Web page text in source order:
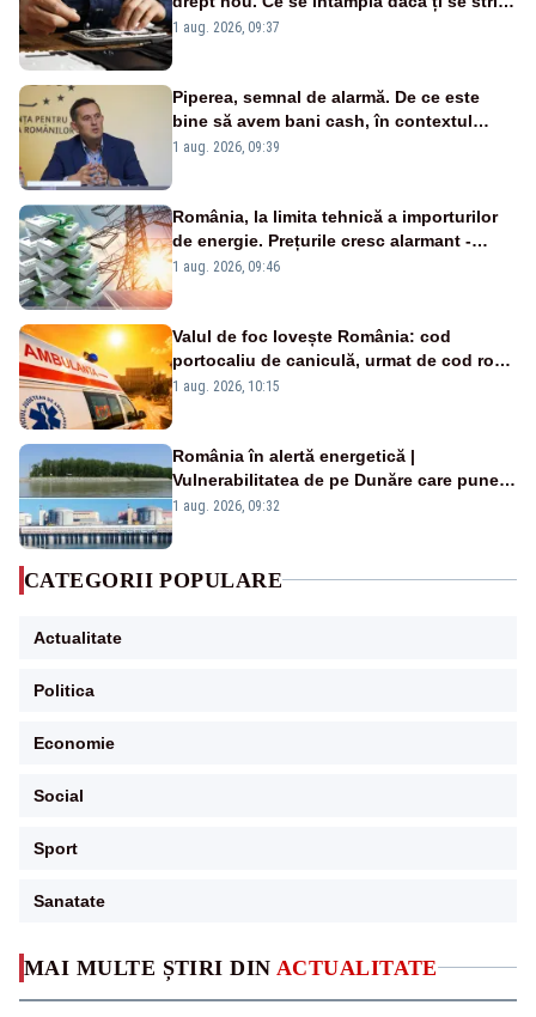
MAI MULTE ȘTIRI DIN ACTUALITATE
un produs
1 aug. 2026, 09:37
Piperea, semnal de alarmă. De ce este
bine să avem bani cash, în contextul
alertei energetice?
1 aug. 2026, 09:39
România, la limita tehnică a importurilor
de energie. Prețurile cresc alarmant -
Analiză Realitatea Plus
1 aug. 2026, 09:46
Valul de foc lovește România: cod
portocaliu de caniculă, urmat de cod roșu
duminică. Temperaturile urcă spre 40°C
1 aug. 2026, 10:15
România în alertă energetică |
Vulnerabilitatea de pe Dunăre care pune
în pericol Centrala Cernavodă era
1 aug. 2026, 09:32
CATEGORII POPULARE
Actualitate
Politica
Economie
Social
Sport
Sanatate